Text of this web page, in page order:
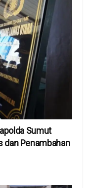
Sumut
dan Penambahan